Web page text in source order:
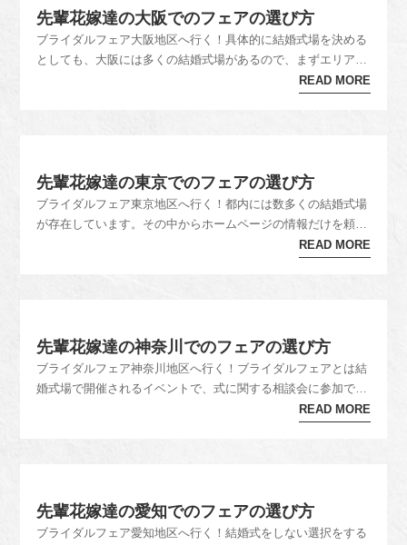
先輩花嫁達の大阪でのフェアの選び方
ブライダルフェア大阪地区へ行く！具体的に結婚式場を決める
としても、大阪には多くの結婚式場があるので、まずエリアを
決めます。そして、そのエリアの式場の中でめぼしいブライダ
READ MORE
先輩花嫁達の東京でのフェアの選び方
ブライダルフェア東京地区へ行く！都内には数多くの結婚式場
が存在しています。その中からホームページの情報だけを頼り
に自分の求める式場を探し出すことは至難の業だと言えます。
READ MORE
先輩花嫁達の神奈川でのフェアの選び方
ブライダルフェア神奈川地区へ行く！ブライダルフェアとは結
婚式場で開催されるイベントで、式に関する相談会に参加でき
たり実際の会場を見学できるのはもちろん、最近では披露宴で
READ MORE
先輩花嫁達の愛知でのフェアの選び方
ブライダルフェア愛知地区へ行く！結婚式をしない選択をする